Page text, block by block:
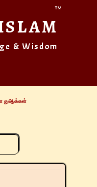
™
& Wisdom
துஆக்கள்